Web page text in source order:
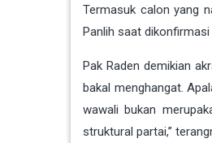
Termasuk calon yang
Panlih saat dikonfirmasi
Pak Raden demikian
bakal menghangat.
wawali bukan
struktural partai,”